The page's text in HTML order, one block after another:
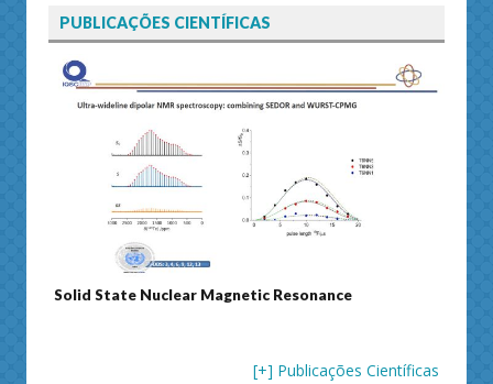
PUBLICAÇÕES CIENTÍFICAS
Solid State Nuclear Magnetic Resonance
[+] Publicações Científicas